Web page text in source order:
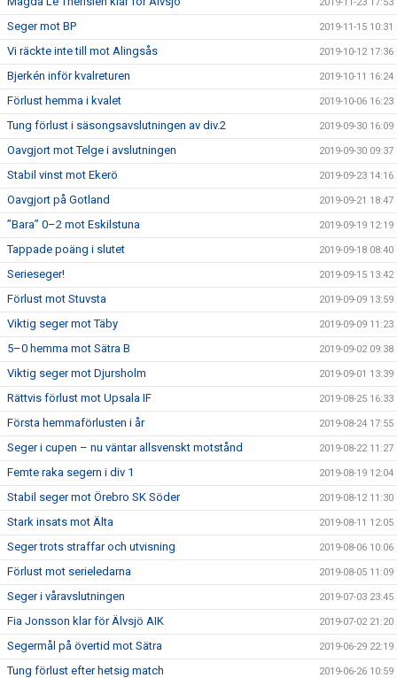
Seger mot BP 2019-11-15 10:31
Vi räckte inte till mot Alingsås 2019-10-12 17:36
Bjerkén inför kvalreturen 2019-10-11 16:24
Förlust hemma i kvalet 2019-10-06 16:23
Tung förlust i säsongsavslutningen av div.2 2019-09-30 16:09
Oavgjort mot Telge i avslutningen 2019-09-30 09:37
Stabil vinst mot Ekerö 2019-09-23 14:16
Oavgjort på Gotland 2019-09-21 18:47
”Bara” 0–2 mot Eskilstuna 2019-09-19 12:19
Tappade poäng i slutet 2019-09-18 08:40
Serieseger! 2019-09-15 13:42
Förlust mot Stuvsta 2019-09-09 13:59
Viktig seger mot Täby 2019-09-09 11:23
5–0 hemma mot Sätra B 2019-09-02 09:38
Viktig seger mot Djursholm 2019-09-01 13:39
Rättvis förlust mot Upsala IF 2019-08-25 16:33
Första hemmaförlusten i år 2019-08-24 17:55
Seger i cupen – nu väntar allsvenskt motstånd 2019-08-22 11:27
Femte raka segern i div 1 2019-08-19 12:04
Stabil seger mot Örebro SK Söder 2019-08-12 11:30
Stark insats mot Älta 2019-08-11 12:05
Seger trots straffar och utvisning 2019-08-06 10:06
Förlust mot serieledarna 2019-08-05 11:09
Seger i våravslutningen 2019-07-03 23:45
Fia Jonsson klar för Älvsjö AIK 2019-07-02 21:20
Segermål på övertid mot Sätra 2019-06-29 22:19
Tung förlust efter hetsig match 2019-06-26 10:59